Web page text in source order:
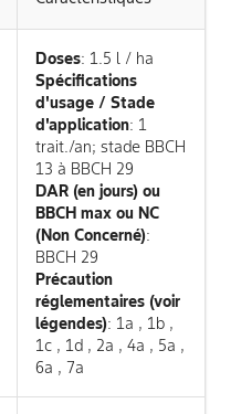
Doses: 1.5 l / ha
Spécifications
d'usage / Stade
d'application: 1
trait./an; stade BBCH
13 à BBCH 29
DAR (en jours) ou
BBCH max ou NC
(Non Concerné):
BBCH 29
Précaution
réglementaires (voir
légendes): 1a , 1b ,
1c , 1d , 2a , 4a , 5a ,
6a , 7a